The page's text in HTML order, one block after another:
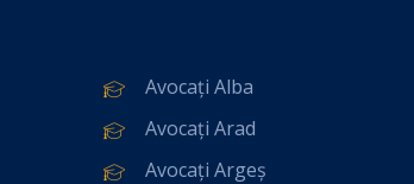
Avocați Alba
Avocați Arad
Avocați Argeș